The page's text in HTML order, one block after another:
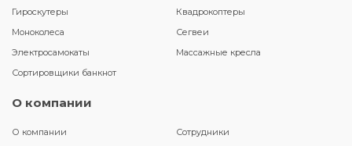
Гироскутеры
Квадрокоптеры
Моноколеса
Сегвеи
Электросамокаты
Массажные кресла
Сортировщики банкнот
О компании
О компании
Сотрудники